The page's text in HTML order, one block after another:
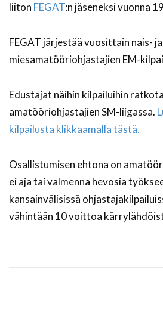
liiton FEGAT:n jäseneksi vuonna
FEGAT järjestää vuosittain nais- ja
miesamatööriohjastajien EM-
Edustajat näihin kilpailuihin
amatööriohjastajien SM-liigassa.
kilpailusta klikkaamalla tästä.
Osallistumisen ehtona on
ei aja tai valmenna hevosia
kansainvälisissä
vähintään 10 voittoa